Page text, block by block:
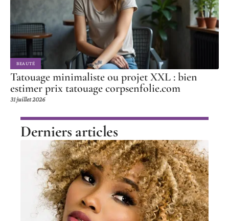
BEAUTÉ
Tatouage minimaliste ou projet XXL : bien
estimer prix tatouage corpsenfolie.com
31 juillet 2026
Derniers articles